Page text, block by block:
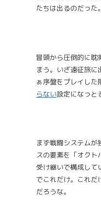
たちは出るのだった
冒頭から圧倒的に耽
まう。いざ遠征旅
ぁ序盤をプレイし
らない設定になっと
まず戦闘システム
スの要素を「オク
受け継いで構成して
でこれだけ。これだ
だろうな。